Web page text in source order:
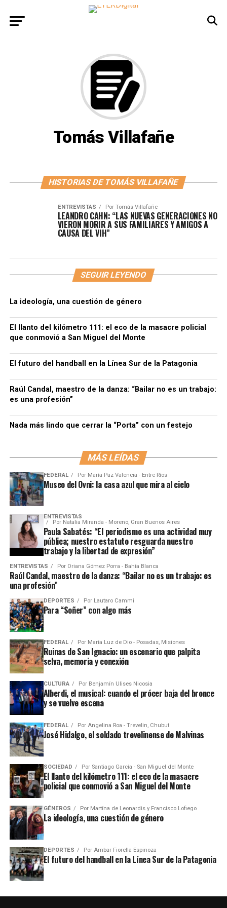
Tomás Villafañe
HISTORIAS DE TOMÁS VILLAFAÑE
ENTREVISTAS Por Tomás Villafañe
LEANDRO CAHN: “LAS NUEVAS GENERACIONES NO
VIERON MORIR A SUS FAMILIARES Y AMIGOS A
CAUSA DEL VIH”
SEGUIR LEYENDO
La ideología, una cuestión de género
El llanto del kilómetro 111: el eco de la masacre policial
que conmovió a San Miguel del Monte
El futuro del handball en la Línea Sur de la Patagonia
Raúl Candal, maestro de la danza: “Bailar no es un trabajo:
es una profesión”
Nada más lindo que cerrar la “Porta” con un festejo
MÁS LEÍDAS
FEDERAL Por María Paz Valencia - Entre Ríos
Museo del Ovni: la casa azul que mira al cielo
ENTREVISTAS
Por Natalia Miranda - Moreno, Gran Buenos Aires
Paula Sabatés: “El periodismo es una actividad muy
pública; nuestro estatuto resguarda nuestro
trabajo y la libertad de expresión”
ENTREVISTAS Por Oriana Gómez Porra - Bahía Blanca
Raúl Candal, maestro de la danza: “Bailar no es un trabajo: es
una profesión”
DEPORTES Por Lautaro Cammi
Para “Soñer” con algo más
FEDERAL Por María Luz de Dio - Posadas, Misiones
Ruinas de San Ignacio: un escenario que palpita
selva, memoria y conexión
CULTURA Por Benjamín Ulises Nicosia
Alberdi, el musical: cuando el prócer baja del bronce
y se vuelve escena
FEDERAL Por Angelina Roa - Trevelin, Chubut
José Hidalgo, el soldado trevelinense de Malvinas
SOCIEDAD Por Santiago García - San Miguel del Monte
El llanto del kilómetro 111: el eco de la masacre
policial que conmovió a San Miguel del Monte
GÉNEROS Por Martína de Leonardis y Francisco Lofiego
La ideología, una cuestión de género
DEPORTES Por Ambar Fiorella Espinoza
El futuro del handball en la Línea Sur de la Patagonia